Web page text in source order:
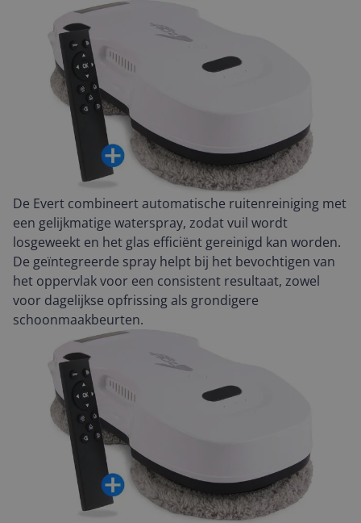
De Evert combineert automatische ruitenreiniging met
een gelijkmatige waterspray, zodat vuil wordt
losgeweekt en het glas efficiënt gereinigd kan worden.
De geïntegreerde spray helpt bij het bevochtigen van
het oppervlak voor een consistent resultaat, zowel
voor dagelijkse opfrissing als grondigere
schoonmaakbeurten.